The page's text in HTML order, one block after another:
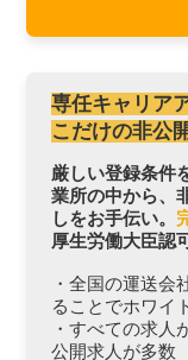
専任キャリア
こだけの非公
厳しい登録条件
業所の中から、
しをお手伝い。
厚生労働大臣認
・全国の運送会
ることでホワイ
・すべての求人
公開求人が多数